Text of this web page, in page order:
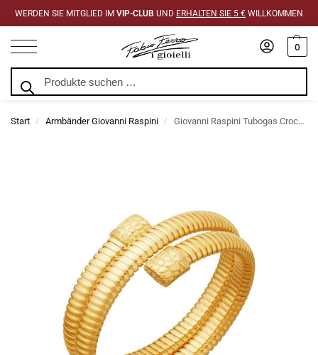
WERDEN SIE MITGLIED IM VIP-CLUB UND ERHALTEN SIE 5 € WILLKOMMEN
0
Start / Armbänder Giovanni Raspini / Giovanni Raspini Tubogas Croco Doppel-Gold-Armband